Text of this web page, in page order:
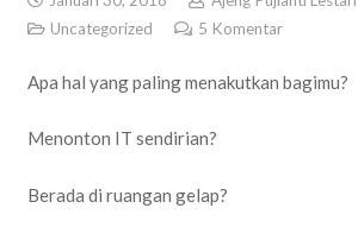
Uncategorized
5 Komentar
Apa hal yang paling menakutkan bagimu?
Menonton IT sendirian?
Berada di ruangan gelap?